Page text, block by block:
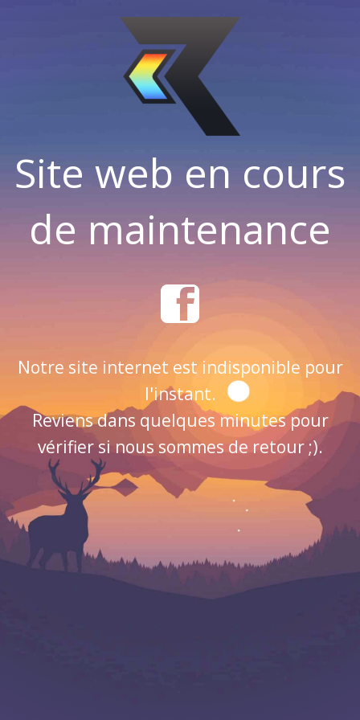
Site web en cours
de maintenance
Notre site internet est indisponible pour
l'instant.
Reviens dans quelques minutes pour
vérifier si nous sommes de retour ;).